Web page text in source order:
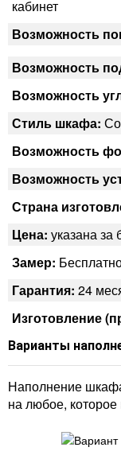
кабинет
Возможность
Возможность
Возможность
Стиль шкафа:
Возможность
Возможность
Страна
Цена: указана
Замер:
Гарантия: 24
Изготовление
Варианты
Наполнение
на любое,